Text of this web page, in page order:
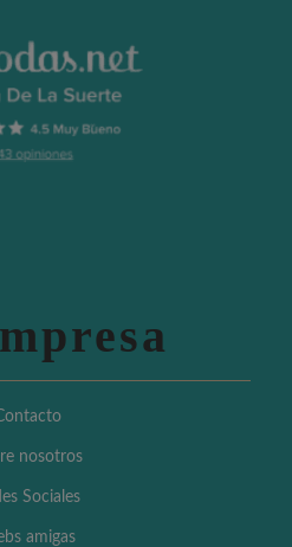
nosotros
Sociales
amigas